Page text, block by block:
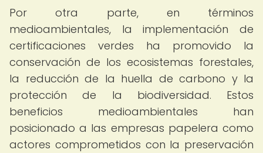
Por otra parte, en términos
medioambientales, la implementación de
certificaciones verdes ha promovido la
conservación de los ecosistemas forestales,
la reducción de la huella de carbono y la
protección de la biodiversidad. Estos
beneficios medioambientales han
posicionado a las empresas papelera como
actores comprometidos con la preservación